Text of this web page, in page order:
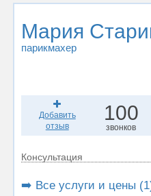
Мария
парикмахер
Добавить
отзыв
100
звонков
Консультация
➡️ Все услуги и цены